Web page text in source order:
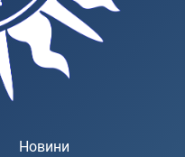
Новини